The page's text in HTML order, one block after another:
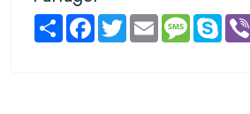
Share FacebookTwitter Email MessageSkype